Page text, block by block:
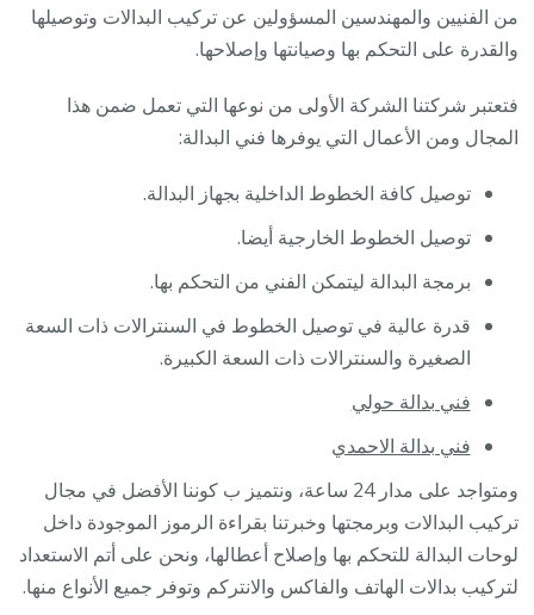
من الفنيين والمهندسين المسؤولين عن تركيب البدالات وتوصيلها
والقدرة على التحكم بها وصيانتها وإصلاحها.
فتعتبر شركتنا الشركة الأولى من نوعها التي تعمل ضمن هذا
المجال ومن الأعمال التي يوفرها فني البدالة:
توصيل كافة الخطوط الداخلية بجهاز البدالة.
توصيل الخطوط الخارجية أيضا.
برمجة البدالة ليتمكن الفني من التحكم بها.
قدرة عالية في توصيل الخطوط في السنترالات ذات السعة
الصغيرة والسنترالات ذات السعة الكبيرة.
فني بدالة حولي
فني بدالة الاحمدي
ومتواجد على مدار 24 ساعة، ونتميز ب كوننا الأفضل في مجال
تركيب البدالات وبرمجتها وخبرتنا بقراءة الرموز الموجودة داخل
لوحات البدالة للتحكم بها وإصلاح أعطالها، ونحن على أتم الاستعداد
لتركيب بدالات الهاتف والفاكس والانتركم وتوفر جميع الأنواع منها.